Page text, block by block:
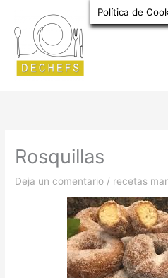
contenido
Rosquillas
Deja un comentario / recetas
Política de